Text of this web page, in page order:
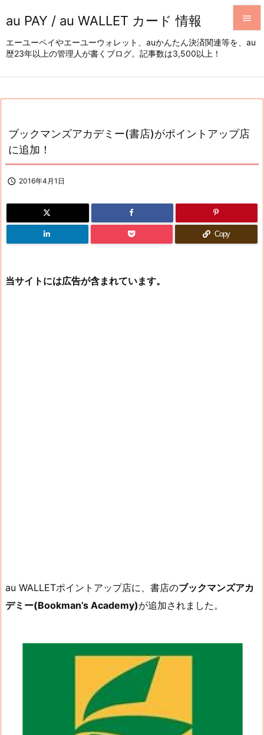
au PAY / au WALLET カード 情報
エーユーペイやエーユーウォレット、auかんたん決済関連等を、au
歴23年以上の管理人が書くブログ。記事数は3,500以上！





ブックマンズアカデミー(書店)がポイントアップ店
に追加！
 2016年4月1日
Copy
当サイトには広告が含まれています。
au WALLETポイントアップ店に、書店のブックマンズアカ
デミー(Bookman’s Academy)が追加されました。